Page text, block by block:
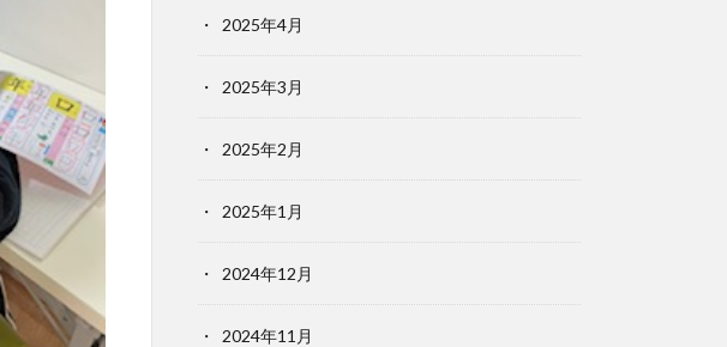
2025年4月
2025年3月
2025年2月
2025年1月
2024年12月
2024年11月